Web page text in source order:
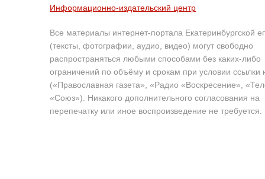
Информационно-издательский центр
Все материалы интернет-портала Екатеринбургской
(тексты, фотографии, аудио, видео) могут свободно
распространяться любыми способами без каких-либо
ограничений по объёму и срокам при условии ссылки
(«Православная газета», «Радио «Воскресение»,
«Союз»). Никакого дополнительного согласования на
перепечатку или иное воспроизведение не требуется.